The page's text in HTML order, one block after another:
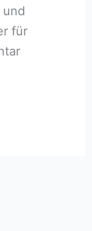
und
für